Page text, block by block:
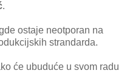
.
ostaje neotporan na
strandarda.
će ubuduće u svom radu